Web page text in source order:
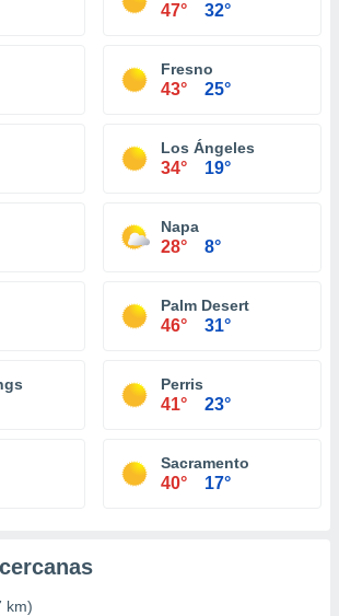
47° 32°
Fresno
43° 25°
Los Ángeles
34° 19°
Napa
28° 8°
Palm Desert
46° 31°
Perris
41° 23°
Sacramento
40° 17°
km)